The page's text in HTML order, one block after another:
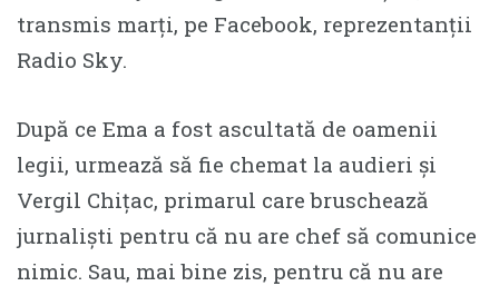
transmis marți, pe Facebook, reprezentanții
Radio Sky.
După ce Ema a fost ascultată de oamenii
legii, urmează să fie chemat la audieri și
Vergil Chițac, primarul care bruschează
jurnaliști pentru că nu are chef să comunice
nimic. Sau, mai bine zis, pentru că nu are